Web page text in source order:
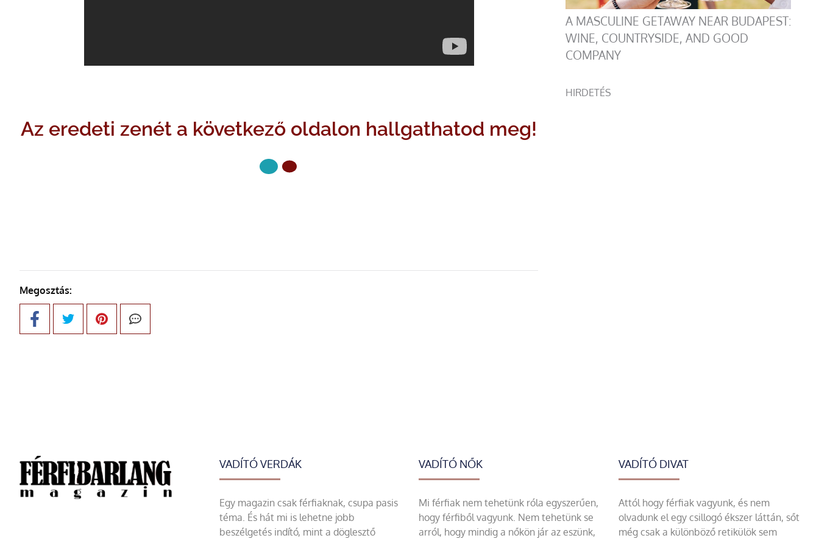
Az eredeti zenét a következő oldalon hallgathatod meg!
Megosztás:
A MASCULINE GETAWAY NEAR BUDAPEST:
WINE, COUNTRYSIDE, AND GOOD
COMPANY
HIRDETÉS
VADÍTÓ VERDÁK
Egy magazin csak férfiaknak, csupa pasis
téma. És hát mi is lehetne jobb
beszélgetés indító, mint a döglesztő
VADÍTÓ NŐK
Mi férfiak nem tehetünk róla egyszerűen,
hogy férfiből vagyunk. Nem tehetünk se
arról, hogy mindig a nőkön jár az eszünk,
VADÍTÓ DIVAT
Attól hogy férfiak vagyunk, és nem
olvadunk el egy csillogó ékszer láttán, sőt
még csak a különböző retikülök sem